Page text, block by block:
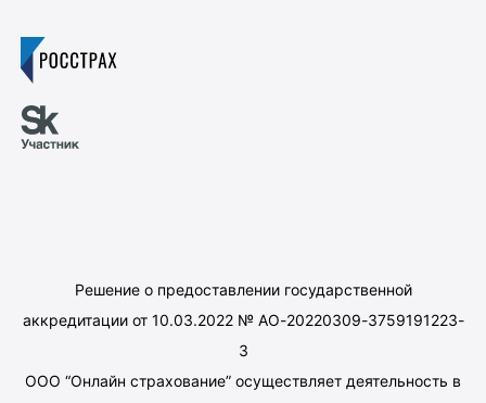
Решение о предоставлении государственной
аккредитации от 10.03.2022 № АО-20220309-3759191223-
3
ООО “Онлайн страхование” осуществляет деятельность в